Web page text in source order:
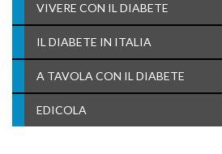
VIVERE CON IL DIABETE
IL DIABETE IN ITALIA
A TAVOLA CON IL DIABETE
EDICOLA